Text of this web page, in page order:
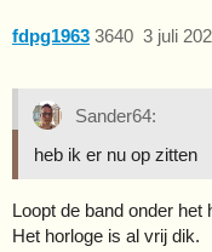
fdpg1963 3 juli
3640
Sander64:
heb ik er nu op zitten
Loopt de band onder het
Het horloge is al vrij dik.